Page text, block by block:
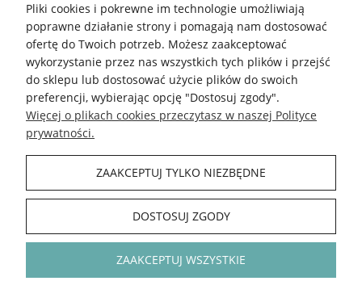
Kokonki.motki
Grupa FB
5.0
Średnia ocena kokonki.pl
Na podstawie 148 415opiniiz całego okresu
INFORMACJE
POLECAMY
KOKONKI
Pliki cookies i pokrewne im technologie umożliwiają
poprawne działanie strony i pomagają nam dostosować
ofertę do Twoich potrzeb. Możesz zaakceptować
wykorzystanie przez nas wszystkich tych plików i przejść
do sklepu lub dostosować użycie plików do swoich
preferencji, wybierając opcję "Dostosuj zgody".
Więcej o plikach cookies przeczytasz w naszej Polityce
prywatności.
ZAAKCEPTUJ TYLKO NIEZBĘDNE
DOSTOSUJ ZGODY
ZAAKCEPTUJ WSZYSTKIE